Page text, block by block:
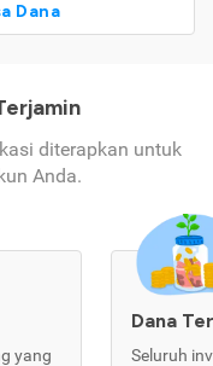
Dana
diterapkan untuk
Anda.
yang
Dana
Seluruh